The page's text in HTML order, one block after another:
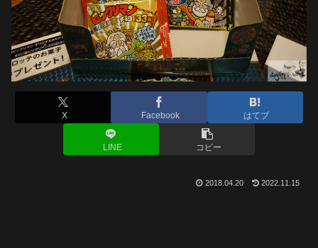
X Facebook はてブ
LINE コピー
2018.04.20 2022.11.15